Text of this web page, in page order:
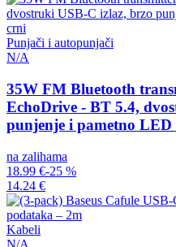
Punjači i autopunjači
N/A
35W FM Bluetooth
EchoDrive - BT 5.4,
punjenje i pametno LED
na zalihama
18.99 €-25 %
14.24 €
Kabeli
N/A